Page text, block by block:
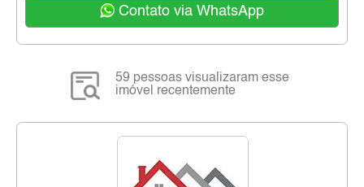
Contato via WhatsApp
59 pessoas visualizaram esse
imóvel recentemente